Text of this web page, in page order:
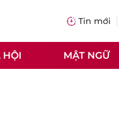
Tin mới
HỘI MẬT NGỮ